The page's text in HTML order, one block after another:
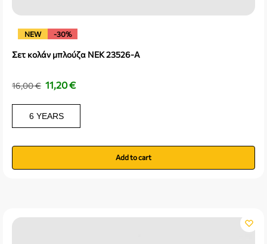
NEW -30%
Σετ κολάν μπλούζα NEK 23526-A
16,00€ 11,20€
6 YEARS
Add to cart